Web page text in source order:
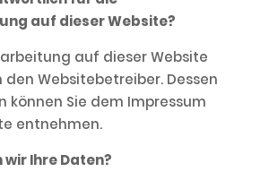
auf dieser Website?
auf dieser Website
Websitebetreiber. Dessen
können Sie dem Impressum
entnehmen.
Ihre Daten?